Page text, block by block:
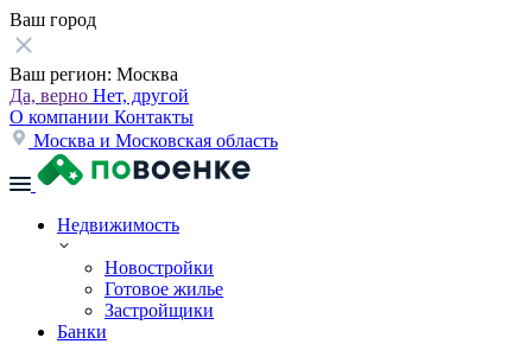
Ваш город
Ваш регион: Москва
Да, верно Нет, другой
О компании Контакты
Москва и Московская область
Недвижимость
Новостройки
Готовое жилье
Застройщики
Банки